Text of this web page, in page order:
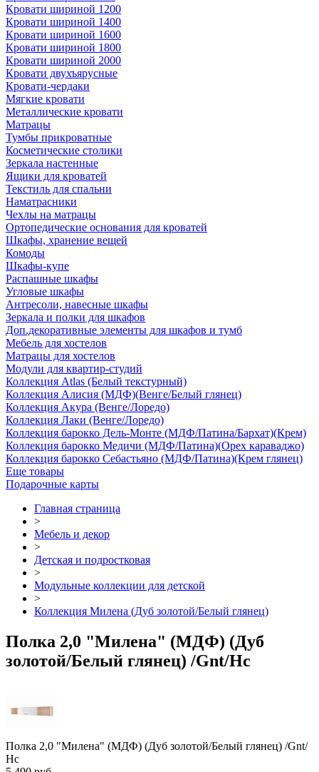
Кровати шириной 1200
Кровати шириной 1400
Кровати шириной 1600
Кровати шириной 1800
Кровати шириной 2000
Кровати двухъярусные
Кровати-чердаки
Мягкие кровати
Металлические кровати
Матрацы
Тумбы прикроватные
Косметические столики
Зеркала настенные
Ящики для кроватей
Текстиль для спальни
Наматрасники
Чехлы на матрацы
Ортопедические основания для кроватей
Шкафы, хранение вещей
Комоды
Шкафы-купе
Распашные шкафы
Угловые шкафы
Антресоли, навесные шкафы
Зеркала и полки для шкафов
Доп.декоративные элементы для шкафов и тумб
Мебель для хостелов
Матрацы для хостелов
Модули для квартир-студий
Коллекция Atlas (Белый текстурный)
Коллекция Алисия (МДФ)(Венге/Белый глянец)
Коллекция Акура (Венге/Лоредо)
Коллекция Лаки (Венге/Лоредо)
Коллекция барокко Дель-Монте (МДФ/Патина/Бархат)(Крем)
Коллекция барокко Медичи (МДФ/Патина)(Орех караваджо)
Коллекция барокко Себастьяно (МДФ/Патина)(Крем глянец)
Еще товары
Подарочные карты
Главная страница
>
Мебель и декор
>
Детская и подростковая
>
Модульные коллекции для детской
>
Коллекция Милена (Дуб золотой/Белый глянец)
Полка 2,0 "Милена" (МДФ) (Дуб
золотой/Белый глянец) /Gnt/Нс
Полка 2,0 "Милена" (МДФ) (Дуб золотой/Белый глянец) /Gnt/
Нс